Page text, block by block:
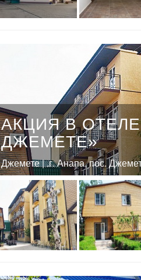
АКЦИЯ В
ДЖЕМЕТЕ»
Джемете | .г. Анапа, пос.